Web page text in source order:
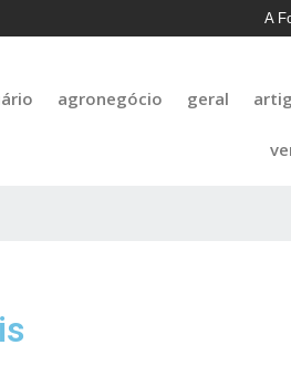
A
agronegócio geral